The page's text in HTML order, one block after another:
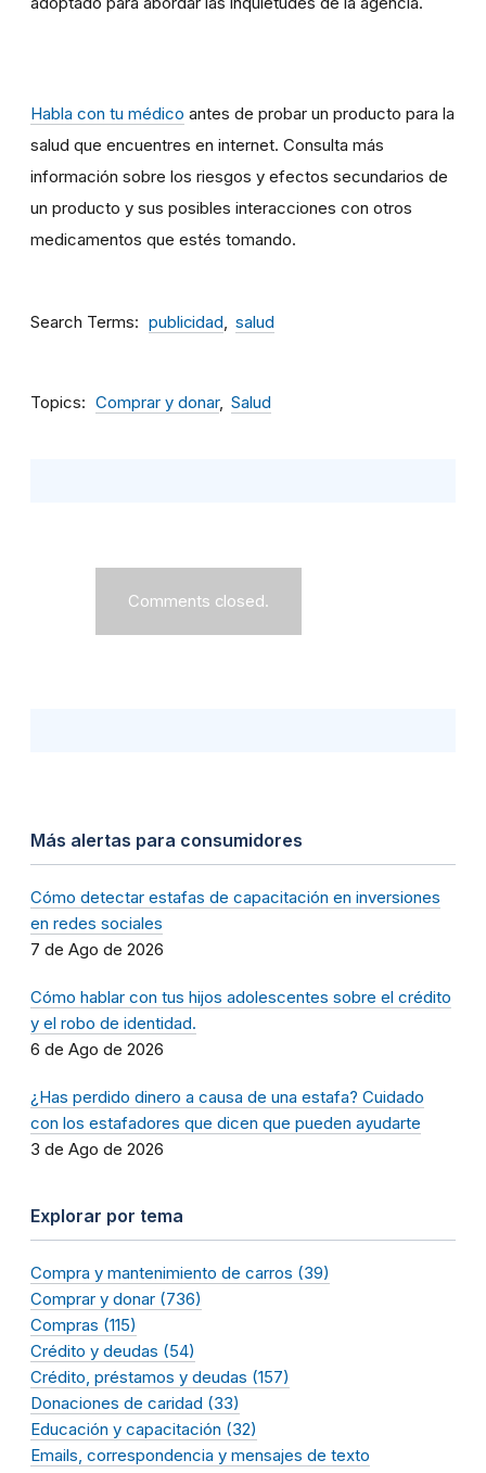
Habla con tu médico antes de probar un producto para la
salud que encuentres en internet. Consulta más
información sobre los riesgos y efectos secundarios de
un producto y sus posibles interacciones con otros
medicamentos que estés tomando.
Search Terms publicidad salud
Topics Comprar y donar Salud
Comments closed.
Más alertas para consumidores
Cómo detectar estafas de capacitación en inversiones
en redes sociales
7 de Ago de 2026
Cómo hablar con tus hijos adolescentes sobre el crédito
y el robo de identidad.
6 de Ago de 2026
¿Has perdido dinero a causa de una estafa? Cuidado
con los estafadores que dicen que pueden ayudarte
3 de Ago de 2026
Explorar por tema
Compra y mantenimiento de carros (39)
Comprar y donar (736)
Compras (115)
Crédito y deudas (54)
Crédito, préstamos y deudas (157)
Donaciones de caridad (33)
Educación y capacitación (32)
Emails, correspondencia y mensajes de texto